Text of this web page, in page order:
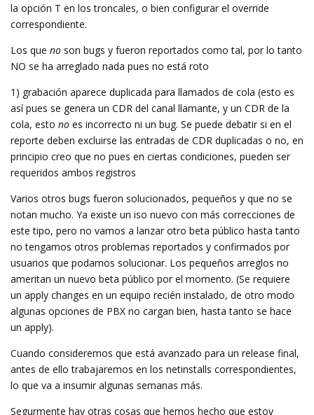
la opción T en los troncales, o bien configurar el override
correspondiente.
Los que no son bugs y fueron reportados como tal, por lo tanto
NO se ha arreglado nada pues no está roto
1) grabación aparece duplicada para llamados de cola (esto es
así pues se genera un CDR del canal llamante, y un CDR de la
cola, esto no es incorrecto ni un bug. Se puede debatir si en el
reporte deben excluirse las entradas de CDR duplicadas o no, en
principio creo que no pues en ciertas condiciones, pueden ser
requeridos ambos registros
Varios otros bugs fueron solucionados, pequeños y que no se
notan mucho. Ya existe un iso nuevo con más correcciones de
este tipo, pero no vamos a lanzar otro beta público hasta tanto
no tengamos otros problemas reportados y confirmados por
usuarios que podamos solucionar. Los pequeños arreglos no
ameritan un nuevo beta público por el momento. (Se requiere
un apply changes en un equipo recién instalado, de otro modo
algunas opciones de PBX no cargan bien, hasta tanto se hace
un apply).
Cuando consideremos que está avanzado para un release final,
antes de ello trabajaremos en los netinstalls correspondientes,
lo que va a insumir algunas semanas más.
Segurmente hay otras cosas que hemos hecho que estoy